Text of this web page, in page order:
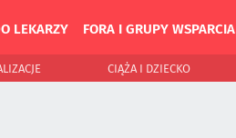
LEKARZY FORA I GRUPY WSPARCIA
CIĄŻA I DZIECKO